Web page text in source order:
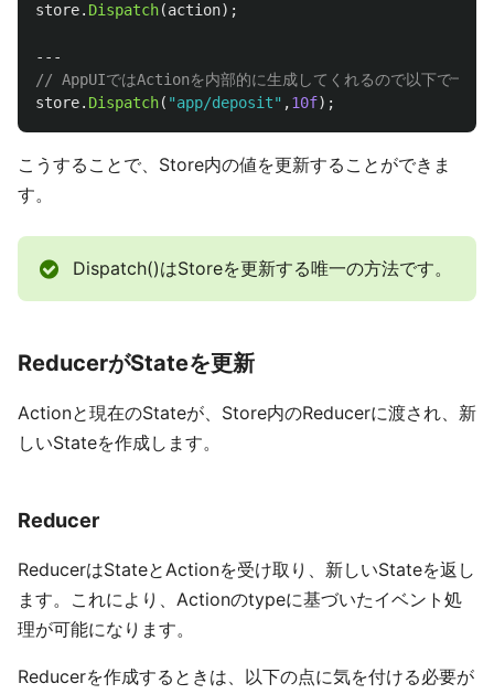
store. Dispatch(action);
---
// AppUIではActionを内部的に生成してくれるので以下で十分
store. Dispatch( "app/deposit" ,10f);
こうすることで、Store内の値を更新することができま
す。
Dispatch()はStoreを更新する唯一の方法です。
ReducerがStateを更新
Actionと現在のStateが、Store内のReducerに渡され、新
しいStateを作成します。
Reducer
ReducerはStateとActionを受け取り、新しいStateを返し
ます。これにより、Actionのtypeに基づいたイベント処
理が可能になります。
Reducerを作成するときは、以下の点に気を付ける必要が